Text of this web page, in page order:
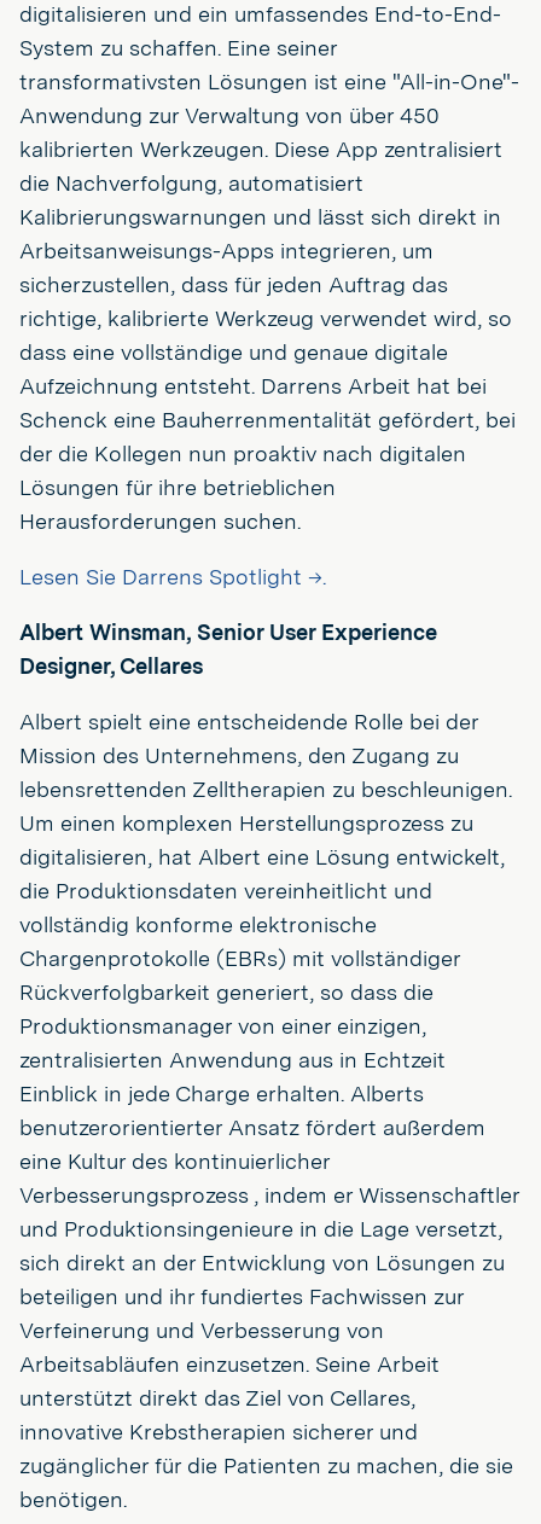
digitalisieren und ein umfassendes End-to-End-
System zu schaffen. Eine seiner
transformativsten Lösungen ist eine "All-in-One"-
Anwendung zur Verwaltung von über 450
kalibrierten Werkzeugen. Diese App zentralisiert
die Nachverfolgung, automatisiert
Kalibrierungswarnungen und lässt sich direkt in
Arbeitsanweisungs-Apps integrieren, um
sicherzustellen, dass für jeden Auftrag das
richtige, kalibrierte Werkzeug verwendet wird, so
dass eine vollständige und genaue digitale
Aufzeichnung entsteht. Darrens Arbeit hat bei
Schenck eine Bauherrenmentalität gefördert, bei
der die Kollegen nun proaktiv nach digitalen
Lösungen für ihre betrieblichen
Herausforderungen suchen.
Lesen Sie Darrens Spotlight →.
Albert Winsman, Senior User Experience
Designer, Cellares
Albert spielt eine entscheidende Rolle bei der
Mission des Unternehmens, den Zugang zu
lebensrettenden Zelltherapien zu beschleunigen.
Um einen komplexen Herstellungsprozess zu
digitalisieren, hat Albert eine Lösung entwickelt,
die Produktionsdaten vereinheitlicht und
vollständig konforme elektronische
Chargenprotokolle (EBRs) mit vollständiger
Rückverfolgbarkeit generiert, so dass die
Produktionsmanager von einer einzigen,
zentralisierten Anwendung aus in Echtzeit
Einblick in jede Charge erhalten. Alberts
benutzerorientierter Ansatz fördert außerdem
eine Kultur des kontinuierlicher
Verbesserungsprozess , indem er Wissenschaftler
und Produktionsingenieure in die Lage versetzt,
sich direkt an der Entwicklung von Lösungen zu
beteiligen und ihr fundiertes Fachwissen zur
Verfeinerung und Verbesserung von
Arbeitsabläufen einzusetzen. Seine Arbeit
unterstützt direkt das Ziel von Cellares,
innovative Krebstherapien sicherer und
zugänglicher für die Patienten zu machen, die sie
benötigen.